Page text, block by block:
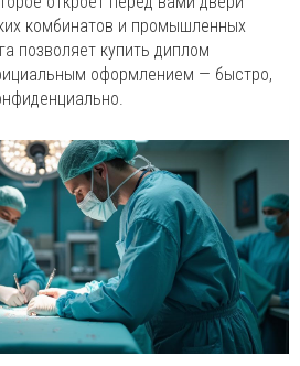
комбинатов и промышленных
позволяет купить диплом
оформлением — быстро,